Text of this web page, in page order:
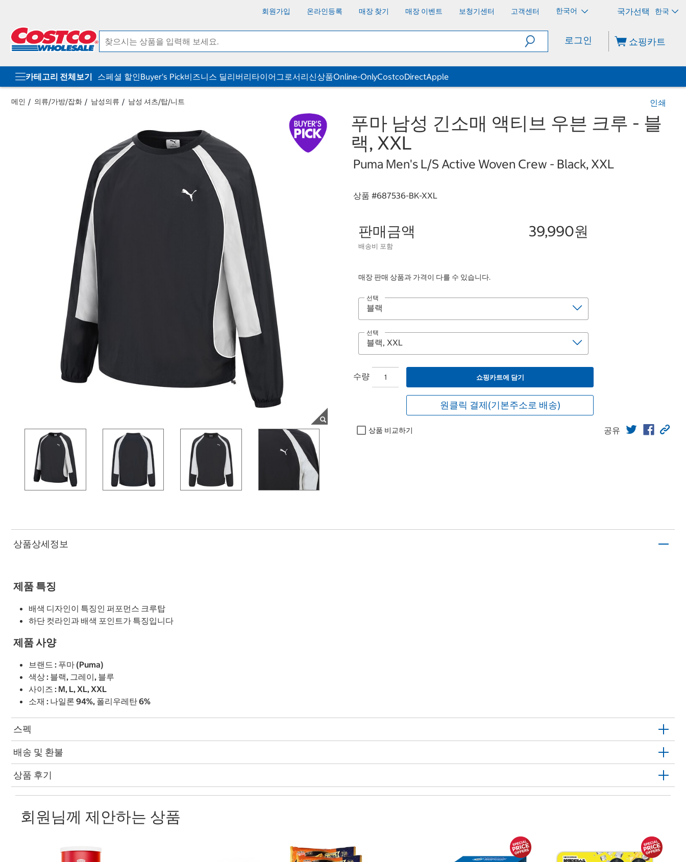
회원가입 온라인등록 매장 찾기 매장 이벤트 보청기센터 고객센터 한국어 한국
로그인 쇼핑카트
카테고리 전체보기 스페셜 할인Buyer's Pick비즈니스 딜리버리타이어그로서리신상품Online-OnlyCostcoDirectApple
메인 의류/가방/잡화 남성의류 남성 셔츠/탑/니트 인쇄
푸마 남성 긴소매 액티브 우븐 크루 - 블
랙, XXL
Puma Men's L/S Active Woven Crew - Black, XXL
상품 #687536-BK-XXL
판매금액 39,990원
배송비 포함
매장 판매 상품과 가격이 다를 수 있습니다.
선택
선택
수량 쇼핑카트에 담기
원클릭 결제(기본주소로 배송)
상품 비교하기 공유
상품상세정보
제품 특징
배색 디자인이 특징인 퍼포먼스 크루탑
하단 컷라인과 배색 포인트가 특징입니다
제품 사양
브랜드 : 푸마 (Puma)
색상 : 블랙, 그레이, 블루
사이즈 : M, L, XL, XXL
소재 : 나일론 94%, 폴리우레탄 6%
스펙
배송 및 환불
상품 후기
회원님께 제안하는 상품